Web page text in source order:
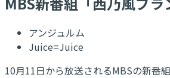
アンジュルム
Juice=Juice
10月11日から放送されるMBSの新番